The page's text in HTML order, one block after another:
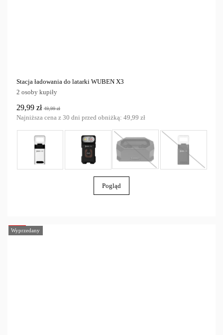
Stacja ładowania do latarki WUBEN X3
2 osoby kupiły
29,99 zł 49,99 zł
Najniższa cena z 30 dni przed obniżką: 49,99 zł
Pogląd
-40%
Wyprzedany